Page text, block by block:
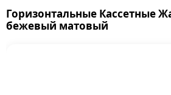
Горизонтальные Кассетные
бежевый матовый